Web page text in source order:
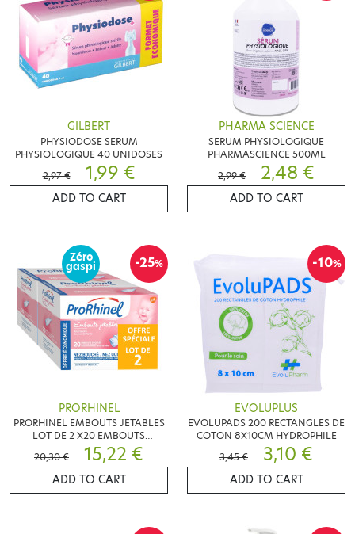
GILBERT
PHYSIODOSE SERUM
PHYSIOLOGIQUE 40 UNIDOSES
2,97 €
1,99 €
ADD TO CART
PHARMA SCIENCE
SERUM PHYSIOLOGIQUE
PHARMASCIENCE 500ML
2,99 €
2,48 €
ADD TO CART
-25%
Zéro
gaspi
PRORHINEL
PRORHINEL EMBOUTS JETABLES
LOT DE 2 X20 EMBOUTS
JETABLES
20,30 € 15,22 €
ADD TO CART
-10%
EVOLUPLUS
EVOLUPADS 200 RECTANGLES DE
COTON 8X10CM HYDROPHILE
3,45 €
3,10 €
ADD TO CART